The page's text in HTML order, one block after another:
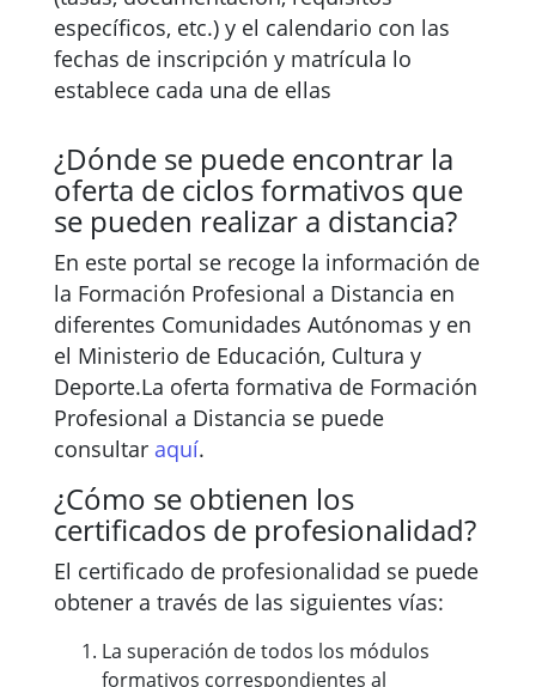
específicos, etc.) y el calendario con las
fechas de inscripción y matrícula lo
establece cada una de ellas
¿Dónde se puede encontrar la
oferta de ciclos formativos que
se pueden realizar a distancia?
En este portal se recoge la información de
la Formación Profesional a Distancia en
diferentes Comunidades Autónomas y en
el Ministerio de Educación, Cultura y
Deporte.La oferta formativa de Formación
Profesional a Distancia se puede
consultar aquí.
¿Cómo se obtienen los
certificados de profesionalidad?
El certificado de profesionalidad se puede
obtener a través de las siguientes vías:
La superación de todos los módulos
formativos correspondientes al